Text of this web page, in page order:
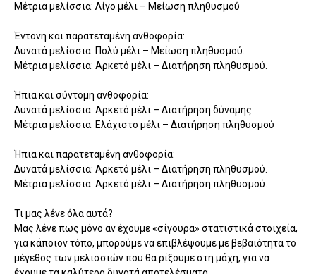
Μέτρια μελίσσια: Λίγο μέλι – Μείωση πληθυσμού
Έντονη και παρατεταμένη ανθοφορία:
Δυνατά μελίσσια: Πολύ μέλι – Μείωση πληθυσμού.
Μέτρια μελίσσια: Αρκετό μέλι – Διατήρηση πληθυσμού.
Ήπια και σύντομη ανθοφορία:
Δυνατά μελίσσια: Αρκετό μέλι – Διατήρηση δύναμης
Μέτρια μελίσσια: Ελάχιστο μέλι – Διατήρηση πληθυσμού
Ήπια και παρατεταμένη ανθοφορία:
Δυνατά μελίσσια: Αρκετό μέλι – Διατήρηση πληθυσμού.
Μέτρια μελίσσια: Αρκετό μέλι – Διατήρηση πληθυσμού.
Τι μας λένε όλα αυτά?
Μας λένε πως μόνο αν έχουμε «σίγουρα» στατιστικά στοιχεία,
για κάποιον τόπο, μπορούμε να επιβλέψουμε με βεβαιότητα το
μέγεθος των μελισσιών που θα ρίξουμε στη μάχη, για να